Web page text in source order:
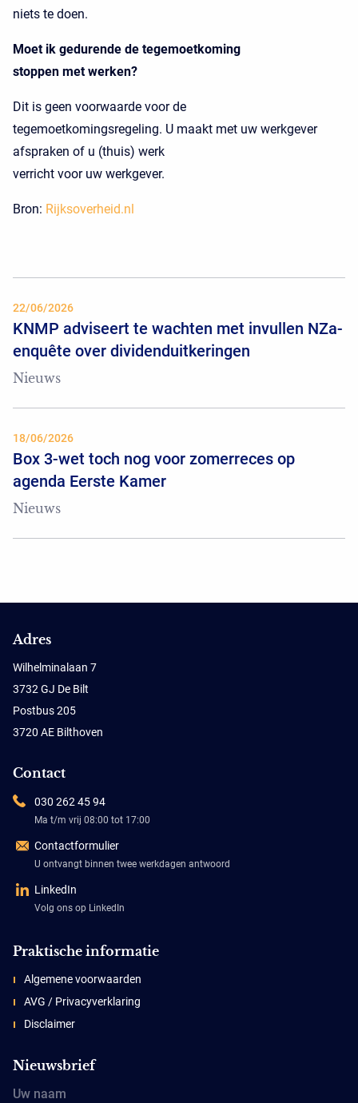
niets te doen.
Moet ik gedurende de tegemoetkoming
stoppen met werken?
Dit is geen voorwaarde voor de
tegemoetkomingsregeling. U maakt met uw werkgever
afspraken of u (thuis) werk
verricht voor uw werkgever.
Bron: Rijksoverheid.nl
22/06/2026
KNMP adviseert te wachten met invullen NZa-
enquête over dividenduitkeringen
Nieuws
18/06/2026
Box 3-wet toch nog voor zomerreces op
agenda Eerste Kamer
Nieuws
Adres
Wilhelminalaan 7
3732 GJ De Bilt
Postbus 205
3720 AE Bilthoven
Contact
030 262 45 94
Ma t/m vrij 08:00 tot 17:00
Contactformulier
U ontvangt binnen twee werkdagen antwoord
LinkedIn
Volg ons op LinkedIn
Praktische informatie
Algemene voorwaarden
AVG / Privacyverklaring
Disclaimer
Nieuwsbrief
Uw naam